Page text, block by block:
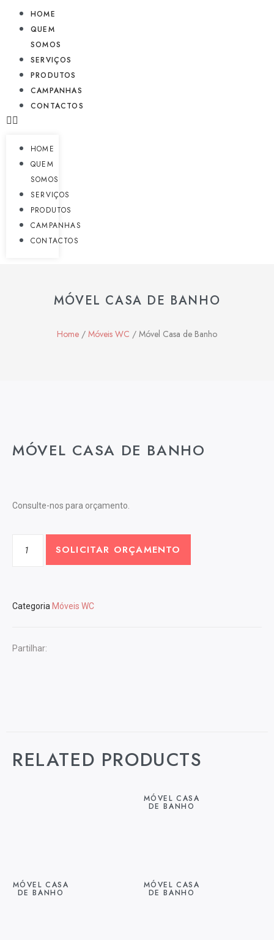
HOME
QUEM
SOMOS
SERVIÇOS
PRODUTOS
CAMPANHAS
CONTACTOS
HOME
QUEM
SOMOS
SERVIÇOS
PRODUTOS
CAMPANHAS
CONTACTOS
MÓVEL CASA DE BANHO
Home / Móveis WC / Móvel Casa de Banho
MÓVEL CASA DE BANHO
Consulte-nos para orçamento.
SOLICITAR ORÇAMENTO
Categoria Móveis WC
Partilhar:
RELATED PRODUCTS
MÓVEL CASA
DE BANHO
MÓVEL CASA
DE BANHO
MÓVEL CASA
DE BANHO